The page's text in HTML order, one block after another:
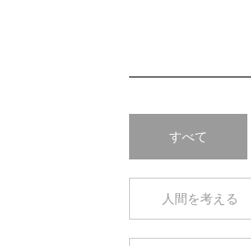
すべて
人間を考える